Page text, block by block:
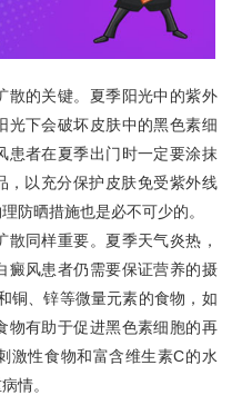
的关键。夏季阳光中的紫外
光下会破坏皮肤中的黑色素细
患者在夏季出门时一定要涂抹
，以充分保护皮肤免受紫外线
防晒措施也是必不可少的。
同样重要。夏季天气炎热，
癜风患者仍需要保证营养的摄
铜、锌等微量元素的食物，如
物有助于促进黑色素细胞的再
激性食物和富含维生素C的水
情。